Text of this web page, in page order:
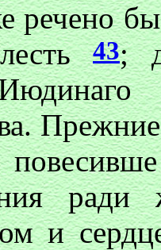
речено
43;
ради
и